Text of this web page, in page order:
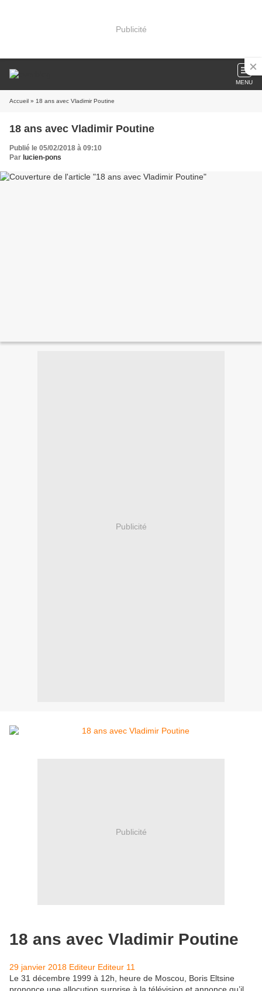
Publicité
MENU
Accueil » 18 ans avec Vladimir Poutine
18 ans avec Vladimir Poutine
Publié le 05/02/2018 à 09:10
Par lucien-pons
Publicité
Publicité
18 ans avec Vladimir Poutine
29 janvier 2018 Editeur Editeur 11
Le 31 décembre 1999 à 12h, heure de Moscou, Boris Eltsine
prononce une allocution surprise à la télévision et annonce qu’il